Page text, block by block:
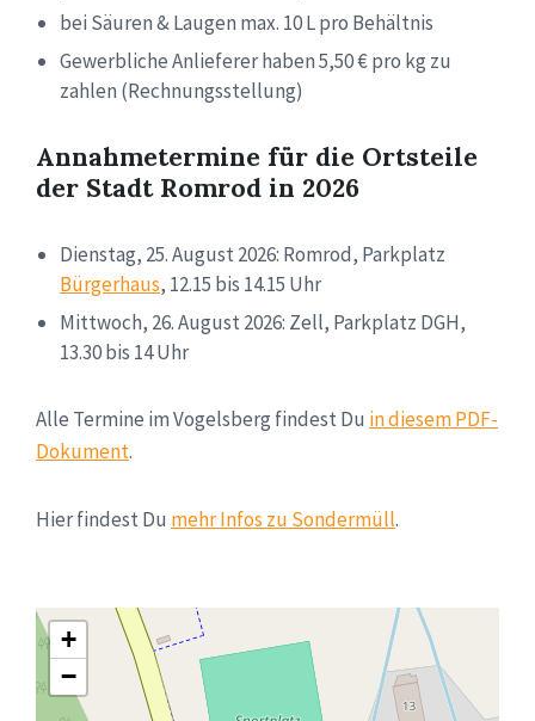
bei Säuren & Laugen max. 10 L pro Behältnis
Gewerbliche Anlieferer haben 5,50 € pro kg zu
zahlen (Rechnungsstellung)
Annahmetermine für die Ortsteile
der Stadt Romrod in 2026
Dienstag, 25. August 2026: Romrod, Parkplatz
Bürgerhaus, 12.15 bis 14.15 Uhr
Mittwoch, 26. August 2026: Zell, Parkplatz DGH,
13.30 bis 14 Uhr
Alle Termine im Vogelsberg findest Du in diesem PDF-
Dokument.
Hier findest Du mehr Infos zu Sondermüll.
+
−